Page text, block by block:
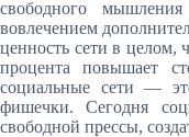
свободного
вовлечением
ценность сети в целом,
процента повышает
социальные сети —
фишечки. Сегодня
свободной прессы,